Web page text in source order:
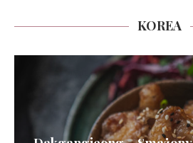
KOREA